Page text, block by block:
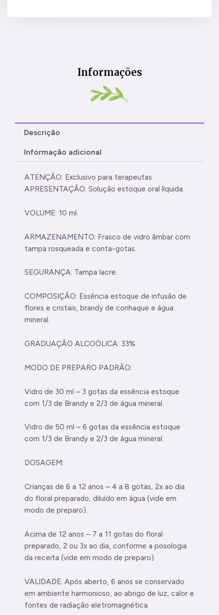
Informações
Descrição
Informação adicional
ATENÇÃO: Exclusivo para terapeutas
APRESENTAÇÃO: Solução estoque oral líquida.
VOLUME: 10 ml.
ARMAZENAMENTO: Frasco de vidro âmbar com
tampa rosqueada e conta-gotas.
SEGURANÇA: Tampa lacre.
COMPOSIÇÃO: Essência estoque de infusão de
flores e cristais, brandy de conhaque e água
mineral.
GRADUAÇÃO ALCOÓLICA: 33%
MODO DE PREPARO PADRÃO:
Vidro de 30 ml – 3 gotas da essência estoque
com 1/3 de Brandy e 2/3 de água mineral.
Vidro de 50 ml – 6 gotas da essência estoque
com 1/3 de Brandy e 2/3 de água mineral.
DOSAGEM:
Crianças de 6 a 12 anos – 4 a 8 gotas, 2x ao dia
do floral preparado, diluído em água (vide em
modo de preparo).
Acima de 12 anos – 7 a 11 gotas do floral
preparado, 2 ou 3x ao dia, conforme a posologia
da receita (vide em modo de preparo).
VALIDADE: Após aberto, 6 anos se conservado
em ambiente harmonioso, ao abrigo de luz, calor e
fontes de radiação eletromagnética.